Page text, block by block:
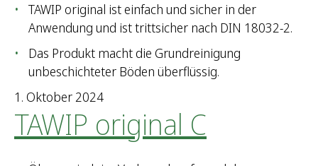
TAWIP original ist einfach und sicher in der
Anwendung und ist trittsicher nach DIN 18032-2.
Das Produkt macht die Grundreinigung
unbeschichteter Böden überflüssig.
1. Oktober 2024
TAWIP original C